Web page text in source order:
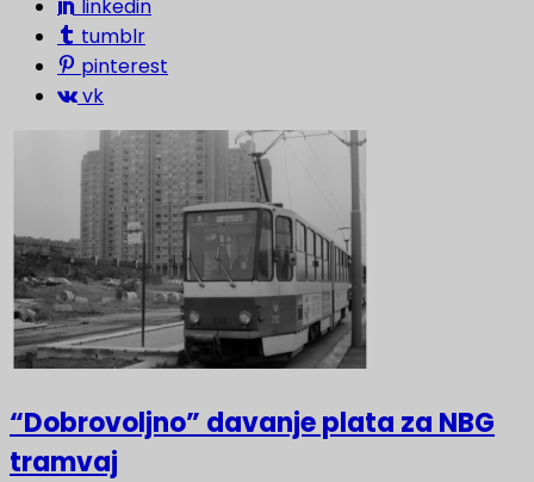
linkedin
tumblr
pinterest
vk
“Dobrovoljno” davanje plata za NBG
tramvaj